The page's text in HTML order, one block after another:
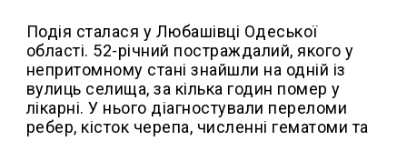
Подія сталася у Любашівці Одеської
області. 52-річний постраждалий, якого у
непритомному стані знайшли на одній із
вулиць селища, за кілька годин помер у
лікарні. У нього діагностували переломи
ребер, кісток черепа, численні гематоми та